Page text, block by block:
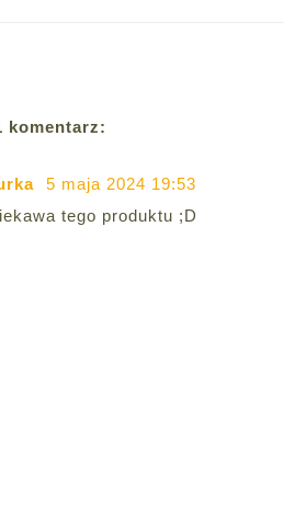
komentarz:
5 maja 2024 19:53
tego produktu ;D